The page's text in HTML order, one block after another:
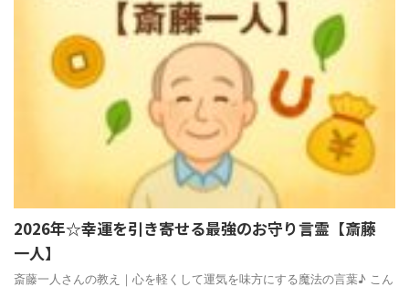
2026年☆幸運を引き寄せる最強のお守り言霊【斎藤
一人】
斎藤一人さんの教え｜心を軽くして運気を味方にする魔法の言葉♪ こん